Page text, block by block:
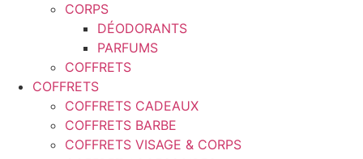
CORPS
DÉODORANTS
PARFUMS
COFFRETS
COFFRETS
COFFRETS CADEAUX
COFFRETS BARBE
COFFRETS VISAGE & CORPS